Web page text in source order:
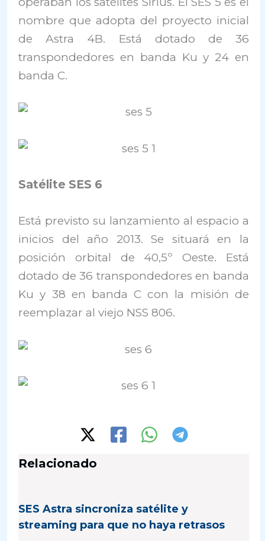
nombre que adopta del proyecto inicial
de Astra 4B. Está dotado de 36
transpondedores en banda Ku y 24 en
banda C.
Satélite SES 6
Está previsto su lanzamiento al espacio a
inicios del año 2013. Se situará en la
posición orbital de 40,5º Oeste. Está
dotado de 36 transpondedores en banda
Ku y 38 en banda C con la misión de
reemplazar al viejo NSS 806.
Relacionado
SES Astra sincroniza satélite y
streaming para que no haya retrasos